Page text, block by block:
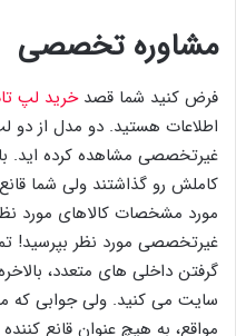
مشاوره تخصصی
فرض کنید شما قصدخرید لپ
اطلاعات هستید. دو مدل از دو
غیرتخصصی مشاهده کرده اید.
کاملش رو گذاشتند ولی شما
مورد مشخصات کالاهای مورد
غیرتخصصی مورد نظر بپرسید!
گرفتن داخلی های متعدد،
سایت می کنید. ولی جوابی که
مواقع، به هیچ عنوان قانع